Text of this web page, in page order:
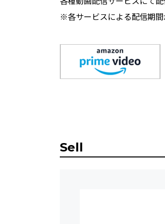
※各サービスによる配信期間
Sell